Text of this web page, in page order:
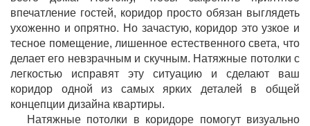
впечатление гостей, коридор просто обязан выглядеть
ухоженно и опрятно. Но зачастую, коридор это узкое и
тесное помещение, лишенное естественного света, что
делает его невзрачным и скучным. Натяжные потолки с
легкостью исправят эту ситуацию и сделают ваш
коридор одной из самых ярких деталей в общей
концепции дизайна квартиры.
Натяжные потолки в коридоре помогут визуально